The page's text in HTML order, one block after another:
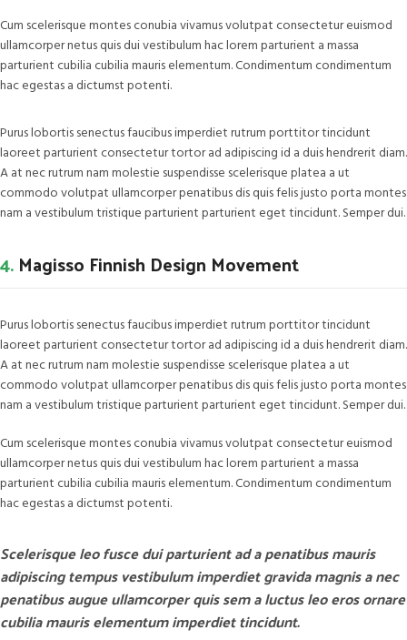
Cum scelerisque montes conubia vivamus volutpat consectetur euismod
ullamcorper netus quis dui vestibulum hac lorem parturient a massa
parturient cubilia cubilia mauris elementum. Condimentum condimentum
hac egestas a dictumst potenti.
Purus lobortis senectus faucibus imperdiet rutrum porttitor tincidunt
laoreet parturient consectetur tortor ad adipiscing id a duis hendrerit diam.
A at nec rutrum nam molestie suspendisse scelerisque platea a ut
commodo volutpat ullamcorper penatibus dis quis felis justo porta montes
nam a vestibulum tristique parturient parturient eget tincidunt. Semper dui.
4.Magisso Finnish Design Movement
Purus lobortis senectus faucibus imperdiet rutrum porttitor tincidunt
laoreet parturient consectetur tortor ad adipiscing id a duis hendrerit diam.
A at nec rutrum nam molestie suspendisse scelerisque platea a ut
commodo volutpat ullamcorper penatibus dis quis felis justo porta montes
nam a vestibulum tristique parturient parturient eget tincidunt. Semper dui.
Cum scelerisque montes conubia vivamus volutpat consectetur euismod
ullamcorper netus quis dui vestibulum hac lorem parturient a massa
parturient cubilia cubilia mauris elementum. Condimentum condimentum
hac egestas a dictumst potenti.
Scelerisque leo fusce dui parturient ad a penatibus mauris
adipiscing tempus vestibulum imperdiet gravida magnis a nec
penatibus augue ullamcorper quis sem a luctus leo eros ornare
cubilia mauris elementum imperdiet tincidunt.